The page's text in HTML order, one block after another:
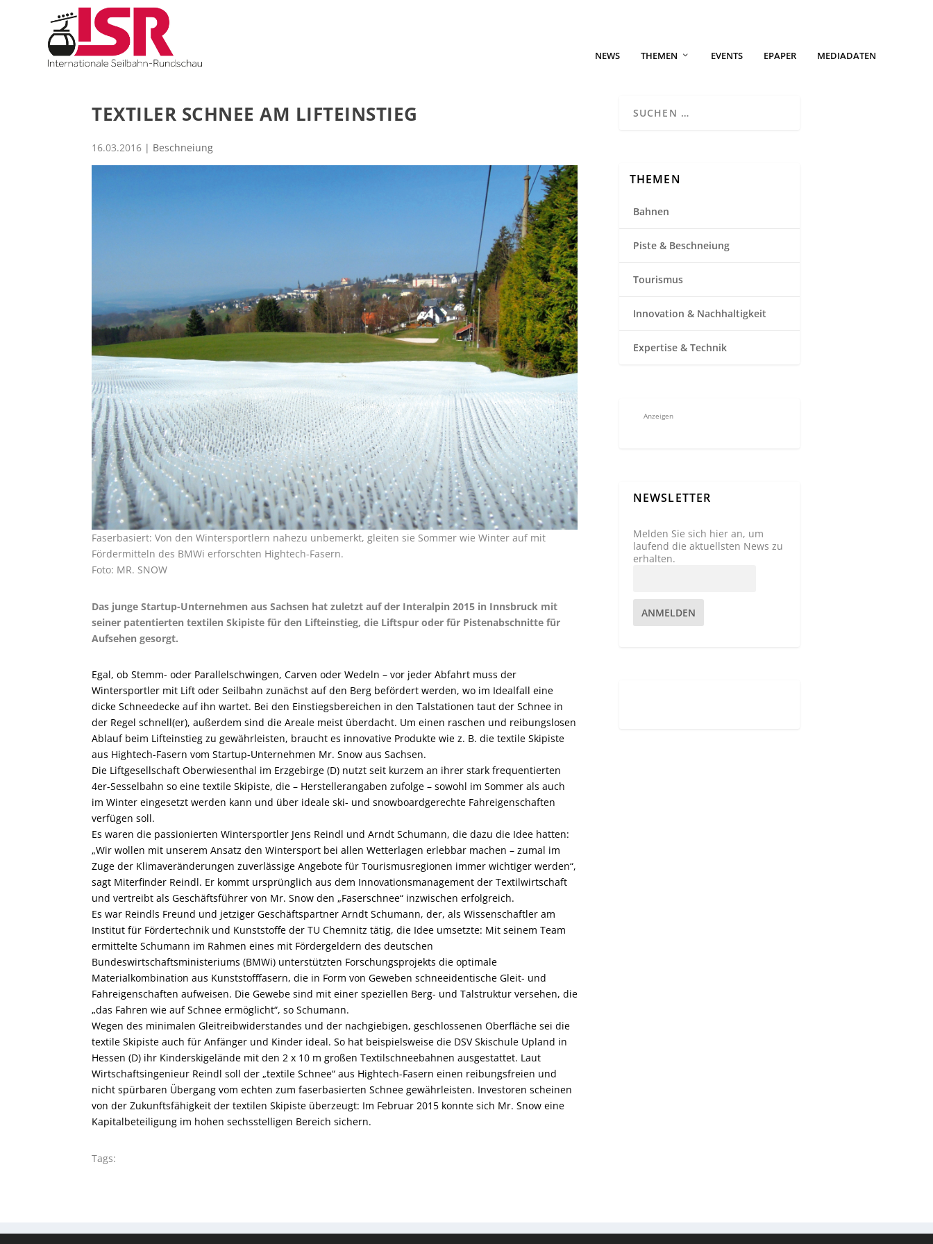
NEWS THEMEN EVENTS EPAPER MEDIADATEN
TEXTILER SCHNEE AM LIFTEINSTIEG
16.03.2016 | Beschneiung
Faserbasiert: Von den Wintersportlern nahezu unbemerkt, gleiten sie Sommer wie Winter auf mit
Fördermitteln des BMWi erforschten Hightech-Fasern.
Foto­: MR. SNOW
Das junge Startup-Unternehmen aus Sachsen hat zuletzt auf der Interalpin 2015 in Innsbruck mit
seiner patentierten textilen Skipiste für den Lifteinstieg, die Liftspur oder für Pistenabschnitte für
Aufsehen gesorgt.
Egal, ob Stemm- oder Parallelschwingen, Carven oder Wedeln – vor jeder Abfahrt muss der
Wintersportler mit Lift oder Seilbahn zunächst auf den Berg befördert werden, wo im Idealfall eine
dicke Schneedecke auf ihn wartet. Bei den Einstiegsbereichen in den Talstationen taut der Schnee in
der Regel schnell(er), außerdem sind die Areale meist überdacht. Um ­einen raschen und reibungslosen
Ablauf beim Lifteinstieg zu gewährleisten, braucht es innovative Produkte wie z. B. die textile Skipiste
aus Hightech-Fasern vom Startup-Unternehmen Mr. Snow aus Sachsen.
Die Liftgesellschaft Oberwiesenthal im Erzgebirge (D) nutzt seit kurzem an ihrer stark frequentierten
4er-Sesselbahn so eine textile Skipiste, die – Herstellerangaben zufolge – sowohl im Sommer als auch
im Winter eingesetzt werden kann und über ideale ski- und snowboardgerechte Fahreigenschaften
verfügen soll.
Es waren die passionierten Wintersportler Jens Reindl und Arndt Schumann, die dazu die Idee hatten:
„Wir wollen mit unserem Ansatz den Wintersport bei allen Wetterlagen erlebbar machen – zumal im
Zuge der Klimaveränderungen zuverlässige Angebote für Tourismusregionen immer wichtiger werden“,
sagt Miterfinder Reindl. Er kommt ursprünglich aus dem Innovationsmanagement der Textilwirtschaft
und vertreibt als Geschäftsführer von Mr. Snow den „Faserschnee“ inzwischen erfolgreich.
Es war Reindls Freund und jetziger Geschäftspartner Arndt Schumann, der, als Wissenschaftler am
Institut für Fördertechnik und Kunststoffe der TU Chemnitz tätig, die Idee umsetzte: Mit seinem Team
ermittelte Schumann im Rahmen eines mit Fördergeldern des deutschen
Bundeswirtschaftsministeriums (BMWi) unterstützten Forschungsprojekts die optimale
Materialkombination aus Kunststofffasern, die in Form von Geweben schneeidentische Gleit- und
Fahreigenschaften aufweisen. Die Gewebe sind mit einer speziellen Berg- und Talstruktur versehen, die
„das Fahren wie auf Schnee ermöglicht“, so Schumann.
Wegen des minimalen Gleitreibwiderstandes und der nachgiebigen, geschlossenen Oberfläche sei die
textile Skipiste auch für Anfänger und Kinder ideal. So hat beispielsweise die DSV Skischule Upland in
Hessen (D) ihr Kinderskigelände mit den 2 x 10 m großen Textilschneebahnen ausgestattet. Laut
Wirtschaftsingenieur Reindl soll der „textile Schnee“ aus Hightech-Fasern einen reibungsfreien und
nicht spürbaren Übergang vom echten zum faserbasierten Schnee gewährleisten. Investoren scheinen
von der Zukunftsfähigkeit der textilen Skipiste über­zeugt: Im Februar 2015 konnte sich Mr. Snow eine
Kapitalbeteiligung im hohen sechsstelligen Bereich sichern.
Tags:
THEMEN
Bahnen
Piste & Beschneiung
Tourismus
Innovation & Nachhaltigkeit
Expertise & Technik
Anzeigen
NEWSLETTER
Melden Sie sich hier an, um
laufend die aktuellsten News zu
erhalten.
ANMELDEN